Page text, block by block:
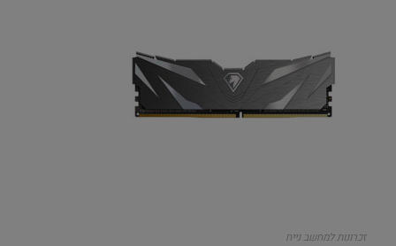
זכרונות למחשב נייח